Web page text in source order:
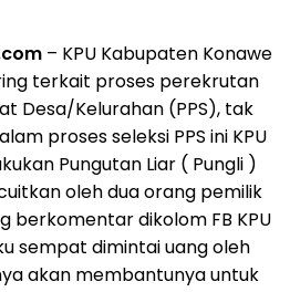
– KPU Kabupaten Konawe
terkait proses perekrutan
Desa/Kelurahan (PPS), tak
proses seleksi PPS ini KPU
Pungutan Liar ( Pungli )
oleh dua orang pemilik
berkomentar dikolom FB KPU
sempat dimintai uang oleh
akan membantunya untuk